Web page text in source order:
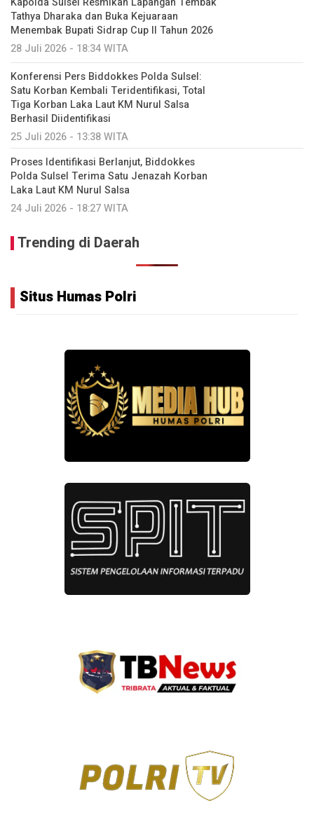
Tathya Dharaka dan Buka Kejuaraan
Menembak Bupati Sidrap Cup II Tahun 2026
28 Juli 2026 - 18:34 WITA
Konferensi Pers Biddokkes Polda Sulsel:
Satu Korban Kembali Teridentifikasi, Total
Tiga Korban Laka Laut KM Nurul Salsa
Berhasil Diidentifikasi
25 Juli 2026 - 13:38 WITA
Proses Identifikasi Berlanjut, Biddokkes
Polda Sulsel Terima Satu Jenazah Korban
Laka Laut KM Nurul Salsa
24 Juli 2026 - 18:27 WITA
Trending di Daerah
Situs Humas Polri